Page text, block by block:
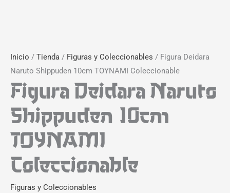
Inicio / Tienda / Figuras y Coleccionables / Figura Deidara
Naruto Shippuden 10cm TOYNAMI Coleccionable
Figura Deidara Naruto
Shippuden 10cm
TOYNAMI
Coleccionable
Figuras y Coleccionables